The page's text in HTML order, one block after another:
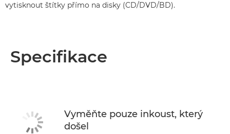
vytisknout štítky přímo na disky (CD/DVD/BD).
Specifikace
Vyměňte pouze inkoust, který
došel